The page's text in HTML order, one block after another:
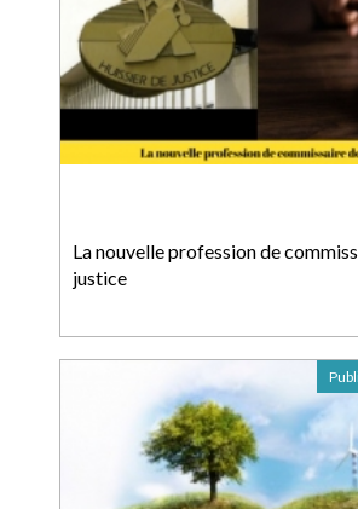
La nouvelle profession de
justice